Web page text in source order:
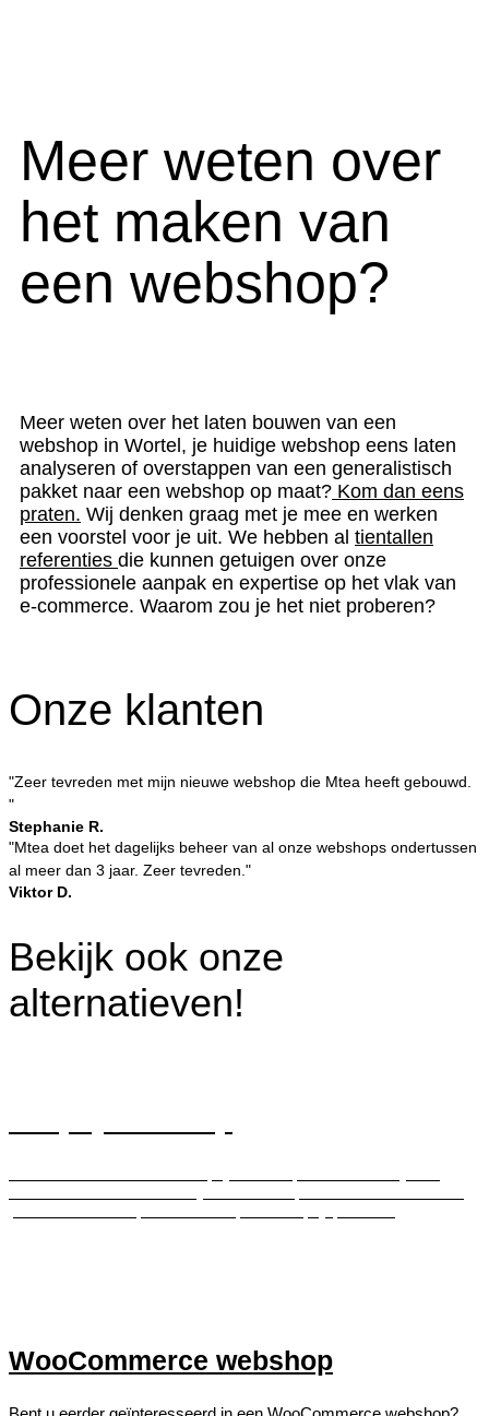
Meer weten over
het maken van
een webshop?
Meer weten over het laten bouwen van een
webshop in Wortel, je huidige webshop eens laten
analyseren of overstappen van een generalistisch
pakket naar een webshop op maat? Kom dan eens
praten. Wij denken graag met je mee en werken
een voorstel voor je uit. We hebben al tientallen
referenties die kunnen getuigen over onze
professionele aanpak en expertise op het vlak van
e-commerce. Waarom zou je het niet proberen?
Onze klanten
"Zeer tevreden met mijn nieuwe webshop die Mtea heeft gebouwd.
"
Stephanie R.
"Mtea doet het dagelijks beheer van al onze webshops ondertussen
al meer dan 3 jaar. Zeer tevreden."
Viktor D.
Bekijk ook onze
alternatieven!
WooCommerce webshop